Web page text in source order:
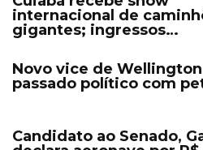
internacional de
gigantes; ingressos…
Novo vice de
passado político com
Candidato ao Senado,